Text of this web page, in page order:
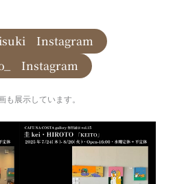
Instagram
Instagram
展示しています。